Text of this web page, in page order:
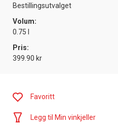
Bestillingsutvalget
Volum:
0.75 l
Pris:
399.90 kr
Favoritt
Legg til Min vinkjeller